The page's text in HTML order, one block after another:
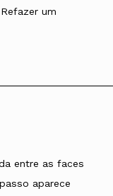
um
entre as faces
aparece